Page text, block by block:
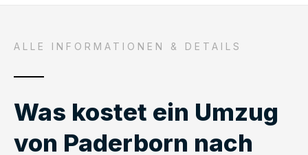
ALLE INFORMATIONEN & DETAILS
Was kostet ein Umzug
von Paderborn nach